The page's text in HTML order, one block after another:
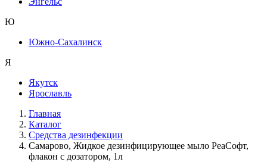
Ю
Южно-Сахалинск
Я
Якутск
Ярославль
Главная
Каталог
Средства дезинфекции
Самарово, Жидкое дезинфицирующее мыло РеаСофт,
флакон с дозатором, 1л